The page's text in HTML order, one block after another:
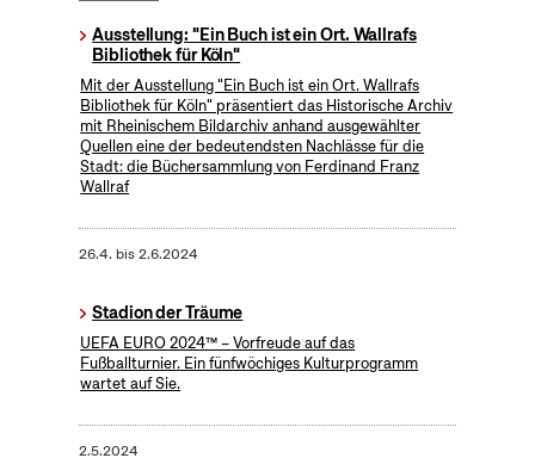
Ausstellung: "Ein Buch ist ein Ort. Wallrafs
Bibliothek für Köln"
Mit der Ausstellung "Ein Buch ist ein Ort. Wallrafs
Bibliothek für Köln" präsentiert das Historische Archiv
mit Rheinischem Bildarchiv anhand ausgewählter
Quellen eine der bedeutendsten Nachlässe für die
Stadt: die Büchersammlung von Ferdinand Franz
Wallraf
26.4. bis2.6.2024
Stadion der Träume
UEFA EURO 2024™ – Vorfreude auf das
Fußballturnier. Ein fünfwöchiges Kulturprogramm
wartet auf Sie.
2.5.2024